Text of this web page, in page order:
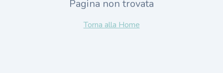
Pagina non trovata
Torna alla Home